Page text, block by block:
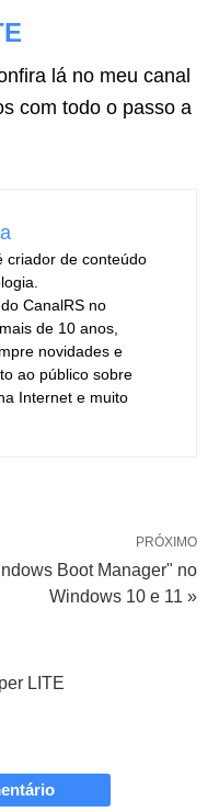
lá no meu canal
com todo o passo a
criador de conteúdo
CanalRS no
de 10 anos,
novidades e
ao público sobre
Internet e muito
PRÓXIMO
Boot Manager" no
Windows 10 e 11 »
LITE